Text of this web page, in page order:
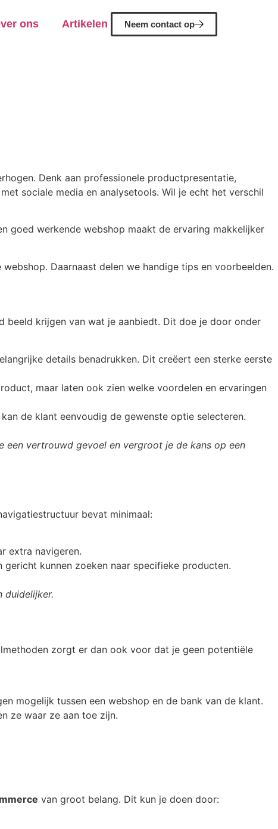
ons Artikelen Neem contact op
Denk aan professionele productpresentatie,
sociale media en analysetools. Wil je echt het verschil
goed werkende webshop maakt de ervaring makkelijker
Daarnaast delen we handige tips en voorbeelden.
beeld krijgen van wat je aanbiedt. Dit doe je door onder
details benadrukken. Dit creëert een sterke eerste
maar laten ook zien welke voordelen en ervaringen
de klant eenvoudig de gewenste optie selecteren.
een vertrouwd gevoel en vergroot je de kans op een
bevat minimaal:
extra navigeren.
kunnen zoeken naar specifieke producten.
duidelijker.
zorgt er dan ook voor dat je geen potentiële
mogelijk tussen een webshop en de bank van de klant.
ze waar ze aan toe zijn.
van groot belang. Dit kun je doen door: